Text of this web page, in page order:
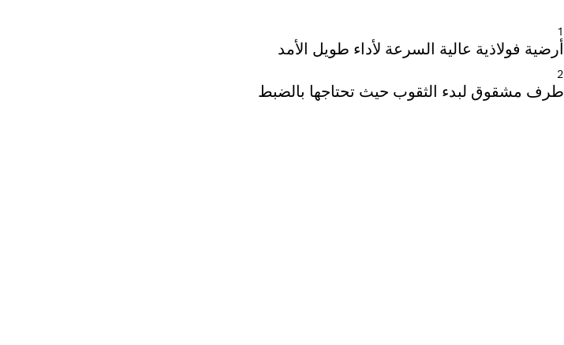
1
أرضية فولاذية عالية السرعة لأداء طويل الأمد
2
طرف مشقوق لبدء الثقوب حيث تحتاجها بالضبط